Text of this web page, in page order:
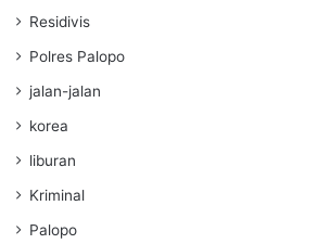
Residivis
Polres Palopo
jalan-jalan
korea
liburan
Kriminal
Palopo